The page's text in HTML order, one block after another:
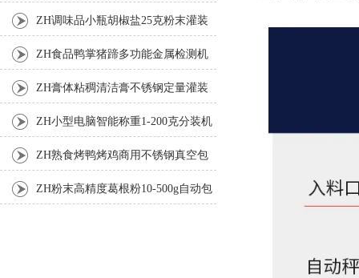
装机 ZH调味品小瓶胡椒盐25克粉末灌装
ZH食品鸭掌猪蹄多功能金属检测机
ZH膏体粘稠清洁膏不锈钢定量灌装
机厂家 ZH小型电脑智能称重1-200克分装机
ZH熟食烤鸭烤鸡商用不锈钢真空包
装机 ZH粉末高精度葛根粉10-500g自动包